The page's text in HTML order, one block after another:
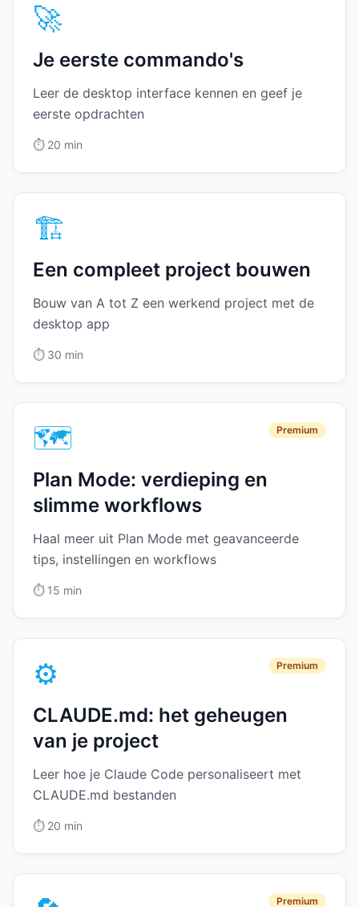
🚀
Je eerste commando's
Leer de desktop interface kennen en geef je
eerste opdrachten
⏱️ 20 min
🏗️
Een compleet project bouwen
Bouw van A tot Z een werkend project met de
desktop app
⏱️ 30 min
🗺️ Premium
Plan Mode: verdieping en
slimme workflows
Haal meer uit Plan Mode met geavanceerde
tips, instellingen en workflows
⏱️ 15 min
⚙️ Premium
CLAUDE.md: het geheugen
van je project
Leer hoe je Claude Code personaliseert met
CLAUDE.md bestanden
⏱️ 20 min
Premium